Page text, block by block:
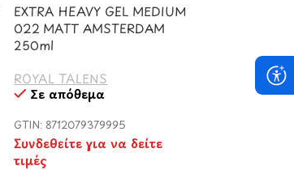
EXTRA HEAVY GEL MEDIUM
022 MATT AMSTERDAM
250ml
ROYAL TALENS
Σε απόθεμα
GTIN: 8712079379995
Συνδεθείτε για να δείτε
τιμές